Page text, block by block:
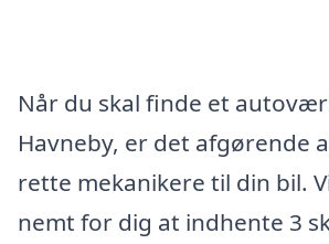
Når du skal finde et
Havneby, er det afgørende
rette mekanikere til din bil.
nemt for dig at indhente 3